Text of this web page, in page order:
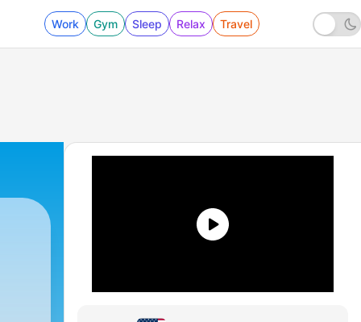
Work Gym Sleep Relax Travel